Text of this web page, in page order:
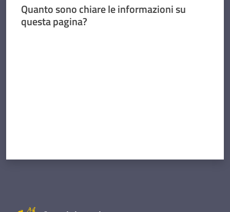
Quanto sono chiare le informazioni su
questa pagina?